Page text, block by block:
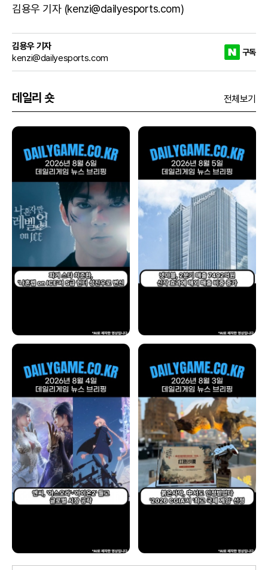
김용우 기자 (kenzi@dailyesports.com)
김용우 기자
kenzi@dailyesports.com
구독
데일리 숏 전체보기